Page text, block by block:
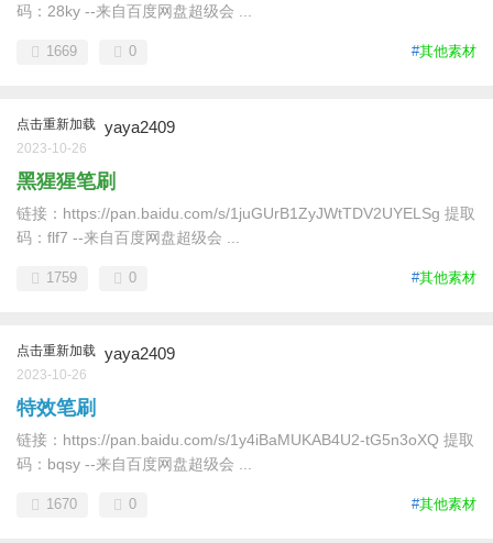
码：28ky --来自百度网盘超级会 ...
#其他素材
1669 0
点击重新加载 yaya2409
2023-10-26
黑猩猩笔刷
链接：https://pan.baidu.com/s/1juGUrB1ZyJWtTDV2UYELSg 提取
码：flf7 --来自百度网盘超级会 ...
#其他素材
1759 0
点击重新加载 yaya2409
2023-10-26
特效笔刷
链接：https://pan.baidu.com/s/1y4iBaMUKAB4U2-tG5n3oXQ 提取
码：bqsy --来自百度网盘超级会 ...
#其他素材
1670 0